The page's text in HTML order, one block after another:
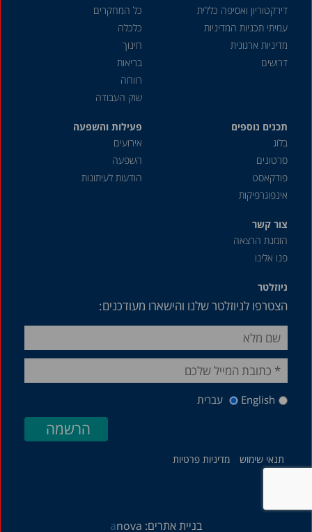
דירקטוריון ואסיפה כללית
עמיתי תכניות המדיניות
מדיניות ארגונית
דרושים
כל המחקרים
כלכלה
חינוך
בריאות
רווחה
שוק העבודה
תכנים נוספים
בלוג
סרטונים
פודקאסט
אינפוגרפיקות
פעילות והשפעה
אירועים
השפעה
הודעות לעיתונות
צור קשר
הזמנת הרצאה
פנו אלינו
ניוזלטר
הצטרפו לניוזלטר שלנו והישארו מעודכנים:
English עברית
תנאי שימוש מדיניות פרטיות
בניית אתרים: anova